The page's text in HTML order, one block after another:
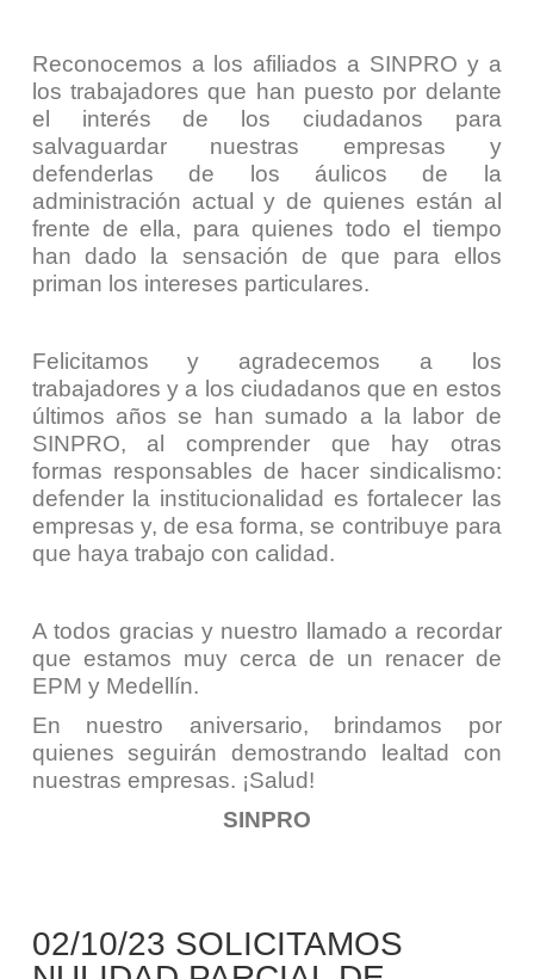
Reconocemos a los afiliados a SINPRO y a
los trabajadores que han puesto por delante
el interés de los ciudadanos para
salvaguardar nuestras empresas y
defenderlas de los áulicos de la
administración actual y de quienes están al
frente de ella, para quienes todo el tiempo
han dado la sensación de que para ellos
priman los intereses particulares.
Felicitamos y agradecemos a los
trabajadores y a los ciudadanos que en estos
últimos años se han sumado a la labor de
SINPRO, al comprender que hay otras
formas responsables de hacer sindicalismo:
defender la institucionalidad es fortalecer las
empresas y, de esa forma, se contribuye para
que haya trabajo con calidad.
A todos gracias y nuestro llamado a recordar
que estamos muy cerca de un renacer de
EPM y Medellín.
En nuestro aniversario, brindamos por
quienes seguirán demostrando lealtad con
nuestras empresas. ¡Salud!
SINPRO
02/10/23 SOLICITAMOS